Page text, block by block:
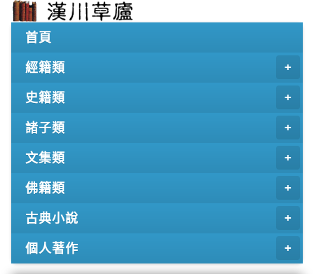
首頁
經籍類
史籍類
諸子類
文集類
佛籍類
古典小說
個人著作